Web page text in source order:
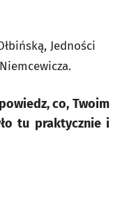
Jedności
co, Twoim
tu praktycznie i